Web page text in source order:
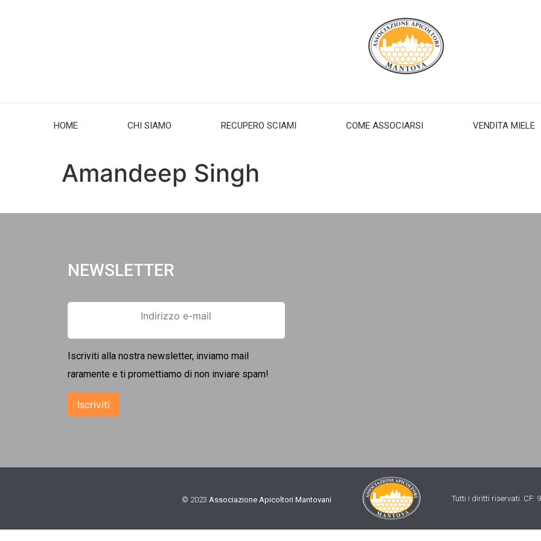
HOME CHI SIAMO RECUPERO SCIAMI COME ASSOCIARSI VENDITA MIELE
Amandeep Singh
NEWSLETTER
Iscriviti alla nostra newsletter, inviamo mail
raramente e ti promettiamo di non inviare spam!
© 2023 Associazione Apicoltori Mantovani Tutti i diritti riservati. CF: